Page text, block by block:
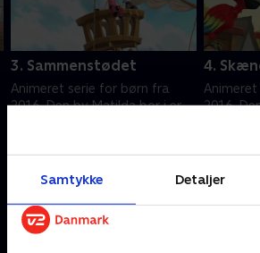
Samtykke Detaljer
3. Sammenstødet
Animeret serie for børn fra
2016. Den by Matilda bor i er
sørøverfamilie!
4.
2016.
vildt
Andre så også